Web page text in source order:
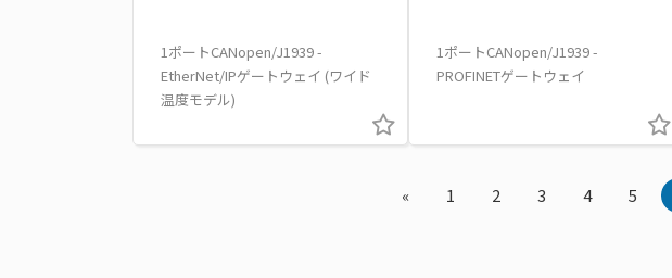
1ポートCANopen/J1939 -
EtherNet/IPゲートウェイ (ワイド
温度モデル)
1ポートCANopen/J1939 -
PROFINETゲートウェイ
« 1 2 3 4 5